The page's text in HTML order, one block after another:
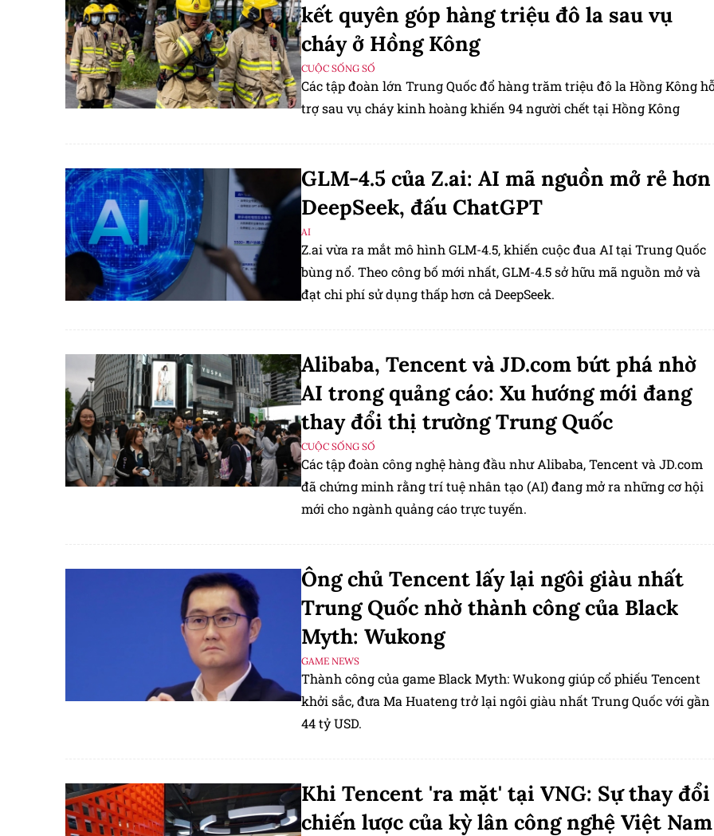
kết quyên góp hàng triệu đô la sau vụ
cháy ở Hồng Kông
CUỘC SỐNG SỐ
Các tập đoàn lớn Trung Quốc đổ hàng trăm triệu đô la Hồng Kông
trợ sau vụ cháy kinh hoàng khiến 94 người chết tại Hồng Kông
GLM-4.5 của Z.ai: AI mã nguồn mở rẻ hơn
DeepSeek, đấu ChatGPT
AI
Z.ai vừa ra mắt mô hình GLM-4.5, khiến cuộc đua AI tại Trung Quốc
bùng nổ. Theo công bố mới nhất, GLM-4.5 sở hữu mã nguồn mở và
đạt chi phí sử dụng thấp hơn cả DeepSeek.
Alibaba, Tencent và JD.com bứt phá nhờ
AI trong quảng cáo: Xu hướng mới đang
thay đổi thị trường Trung Quốc
CUỘC SỐNG SỐ
Các tập đoàn công nghệ hàng đầu như Alibaba, Tencent và JD.com
đã chứng minh rằng trí tuệ nhân tạo (AI) đang mở ra những cơ hội
mới cho ngành quảng cáo trực tuyến.
Ông chủ Tencent lấy lại ngôi giàu nhất
Trung Quốc nhờ thành công của Black
Myth: Wukong
GAME NEWS
Thành công của game Black Myth: Wukong giúp cổ phiếu Tencent
khởi sắc, đưa Ma Huateng trở lại ngôi giàu nhất Trung Quốc với gần
44 tỷ USD.
Khi Tencent 'ra mặt' tại VNG: Sự thay đổi
chiến lược của kỳ lân công nghệ Việt Nam